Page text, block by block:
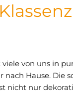
von uns in
Hause. Die
nicht nur